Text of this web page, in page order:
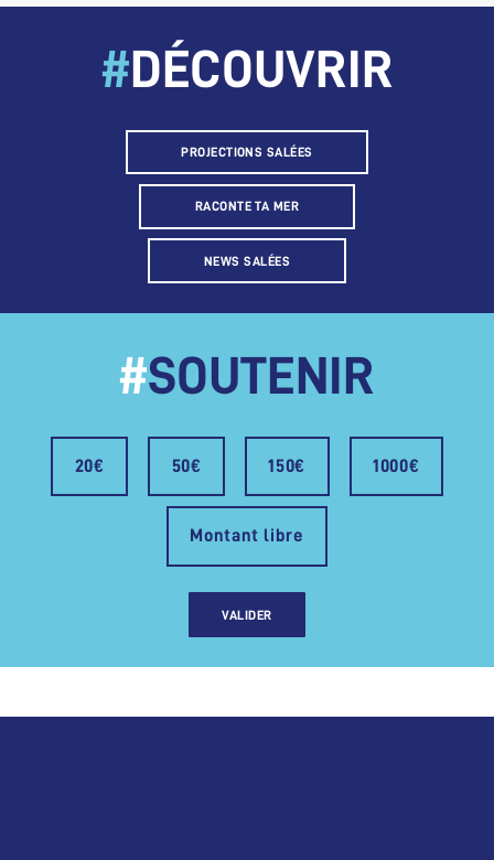
# DÉCOUVRIR
PROJECTIONS SALÉES
RACONTE TA MER
NEWS SALÉES
#SOUTENIR
20€ 50€ 150€ 1000€
Montant libre
VALIDER